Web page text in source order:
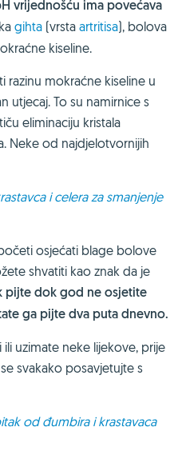
vrijednošću ima povećava
gihta (vrsta artritisa), bolova
kiseline.
razinu mokraćne kiseline u
utjecaj. To su namirnice s
eliminaciju kristala
Neke od najdjelotvornijih
i celera za smanjenje
osjećati blage bolove
shvatiti kao znak da je
pijte dok god ne osjetite
ga pijte dva puta dnevno.
uzimate neke lijekove, prije
svakako posavjetujte s
od đumbira i krastavaca